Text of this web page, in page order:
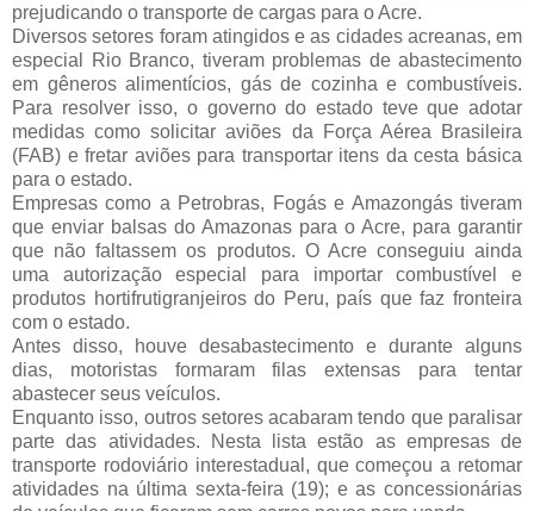
prejudicando o transporte de cargas para o Acre.
Diversos setores foram atingidos e as cidades acreanas, em
especial Rio Branco, tiveram problemas de abastecimento
em gêneros alimentícios, gás de cozinha e combustíveis.
Para resolver isso, o governo do estado teve que adotar
medidas como solicitar aviões da Força Aérea Brasileira
(FAB) e fretar aviões para transportar itens da cesta básica
para o estado.
Empresas como a Petrobras, Fogás e Amazongás tiveram
que enviar balsas do Amazonas para o Acre, para garantir
que não faltassem os produtos. O Acre conseguiu ainda
uma autorização especial para importar combustível e
produtos hortifrutigranjeiros do Peru, país que faz fronteira
com o estado.
Antes disso, houve desabastecimento e durante alguns
dias, motoristas formaram filas extensas para tentar
abastecer seus veículos.
Enquanto isso, outros setores acabaram tendo que paralisar
parte das atividades. Nesta lista estão as empresas de
transporte rodoviário interestadual, que começou a retomar
atividades na última sexta-feira (19); e as concessionárias